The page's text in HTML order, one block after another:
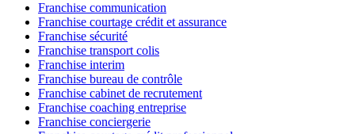
Franchise communication
Franchise courtage crédit et assurance
Franchise sécurité
Franchise transport colis
Franchise interim
Franchise bureau de contrôle
Franchise cabinet de recrutement
Franchise coaching entreprise
Franchise conciergerie